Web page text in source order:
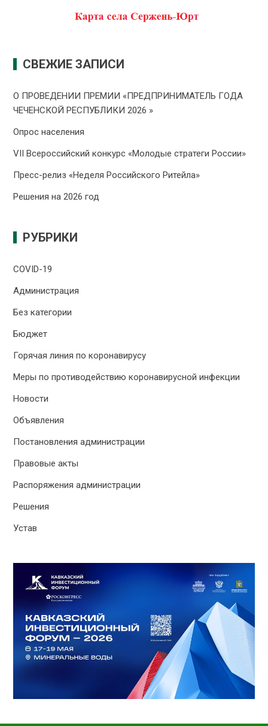
СВЕЖИЕ ЗАПИСИ
О ПРОВЕДЕНИИ ПРЕMИИ «ПРЕДПРИНИМАТЕЛЬ ГОДА
ЧЕЧЕНСКОЙ РЕСПУБЛИКИ 2026 »
Опрос населения
VII Всероссийский конкурс «Молодые стратеги России»
Пресс-релиз «Неделя Российского Ритейла»
Решения на 2026 год
РУБРИКИ
COVID-19
Администрация
Без категории
Бюджет
Горячая линия по коронавирусу
Меры по противодействию коронавирусной инфекции
Новости
Объявления
Постановления администрации
Правовые акты
Распоряжения администрации
Решения
Устав